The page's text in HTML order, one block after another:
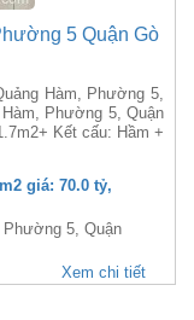
5 Quận Gò
Hàm, Phường 5,
Phường 5, Quận
Kết cấu: Hầm +
giá: 70.0 tỷ,
5, Quận
Xem chi tiết